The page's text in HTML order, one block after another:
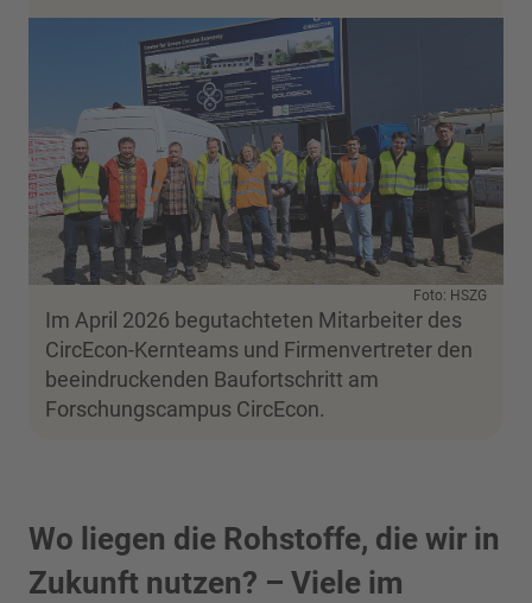
Foto: HSZG
Im April 2026 begutachteten Mitarbeiter des
CircEcon-Kernteams und Firmenvertreter den
beeindruckenden Baufortschritt am
Forschungscampus CircEcon.
Wo liegen die Rohstoffe, die wir in
Zukunft nutzen? – Viele im